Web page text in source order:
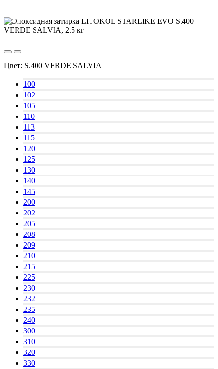
Цвет: S.400 VERDE SALVIA
100
102
105
110
113
115
120
125
130
140
145
200
202
205
208
209
210
215
225
230
232
235
240
300
310
320
330